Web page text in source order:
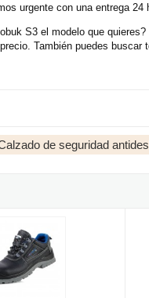
urgente con una entrega 24
S3 el modelo que
También puedes
de seguridad